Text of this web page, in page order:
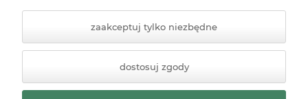
Styl graficzny ShopGadget.pl
Sklep internetowy Shoper
Premium
zaakceptuj tylko niezbędne
dostosuj zgody